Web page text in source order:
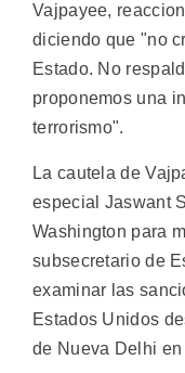
Vajpayee,
diciendo que "no
Estado. No
proponemos una
terrorismo".
La cautela de
especial Jaswant
Washington para
subsecretario de
examinar las
Estados Unidos
de Nueva Delhi en